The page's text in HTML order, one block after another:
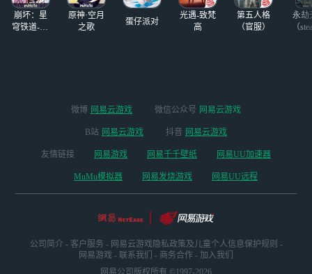
出！！！
崩坏：星
穹铁道-4.4
原神·空月
之歌
蛋仔派对
光遇-致梵
高
第五人格
（官服）
永劫
（
微博 网易云游戏 微信公众号 网易云游戏
B站 网易云游戏 抖音 网易云游戏
友情链接 网易游戏 网易千千壁纸 网易UU加速器
MuMu模拟器 网易发烧游戏 网易UU远程
公司简介 - 客户服务 - 网易云游戏隐私政策及儿童个人信息保护规则 -
网易游戏 - 联系我们 - 商务合作 - 加入我们
网易公司版权所有 ©1997-2026